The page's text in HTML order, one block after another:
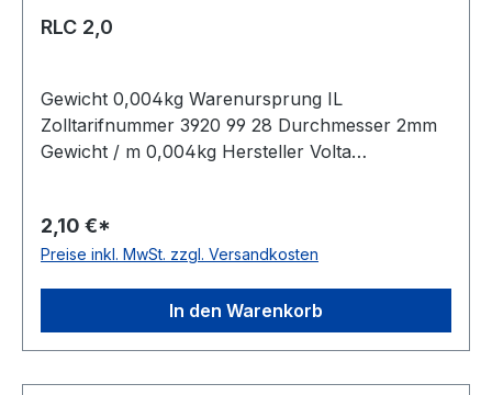
RLC 2,0
Gewicht 0,004kg Warenursprung IL
Zolltarifnummer 3920 99 28 Durchmesser 2mm
Gewicht / m 0,004kg Hersteller Volta
(außer Ø 2mm = 61 m)m FDA-Zulassung ja
Zugstrang nein Shorehärte 80° Shore A
2,10 €*
Preise inkl. MwSt. zzgl. Versandkosten
In den Warenkorb